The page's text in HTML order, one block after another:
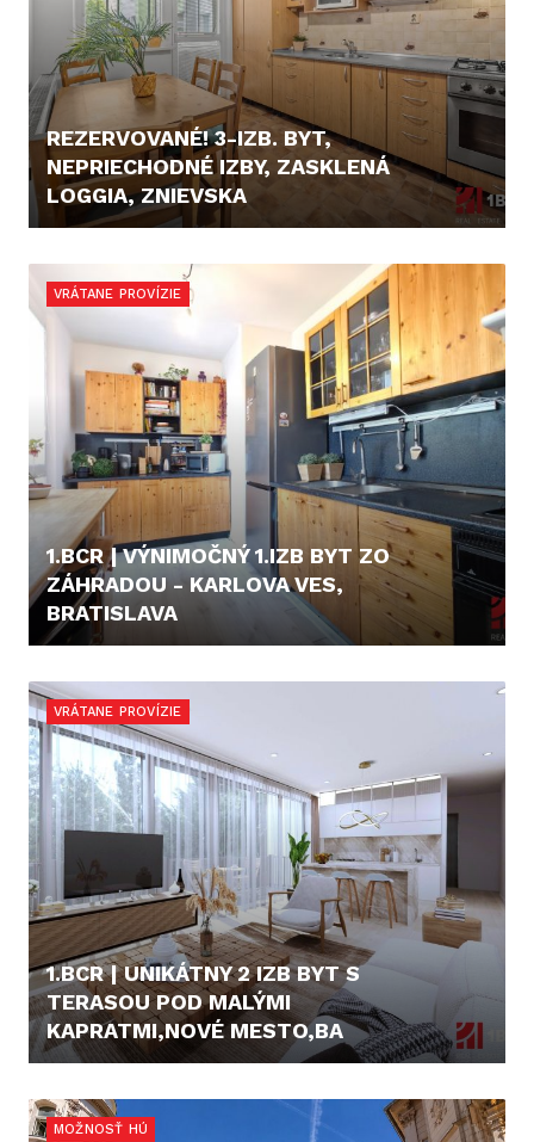
REZERVOVANÉ! 3-IZB. BYT,
NEPRIECHODNÉ IZBY, ZASKLENÁ
LOGGIA, ZNIEVSKA
VRÁTANE PROVÍZIE
1.BCR | VÝNIMOČNÝ 1.IZB BYT ZO
ZÁHRADOU - KARLOVA VES,
BRATISLAVA
VRÁTANE PROVÍZIE
1.BCR | UNIKÁTNY 2 IZB BYT S
TERASOU POD MALÝMI
KAPRATMI,NOVÉ MESTO,BA
MOŽNOSŤ HÚ